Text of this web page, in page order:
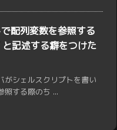
配列変数を参照する
記述する癖をつけた
がシェルスクリプトを書い
照する際のち ...